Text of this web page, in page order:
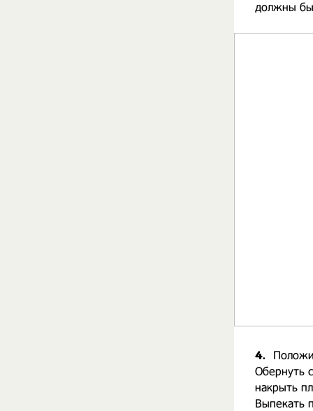
должны
4.
Обернуть
накрыть
Выпекать